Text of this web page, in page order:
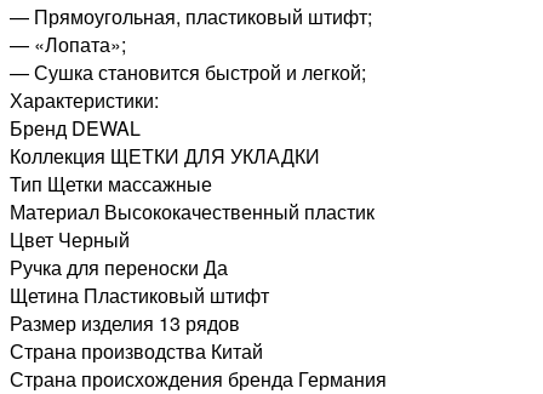
— Прямоугольная, пластиковый штифт;
— «Лопата»;
— Сушка становится быстрой и легкой;
Характеристики:
Бренд DEWAL
Коллекция ЩЕТКИ ДЛЯ УКЛАДКИ
Тип Щетки массажные
Материал Высококачественный пластик
Цвет Черный
Ручка для переноски Да
Щетина Пластиковый штифт
Размер изделия 13 рядов
Страна производства Китай
Страна происхождения бренда Германия